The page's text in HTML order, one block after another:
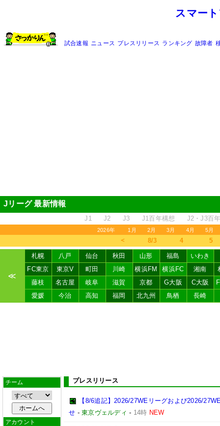
スマー
試合速報 ニュース プレスリリース ランキング 故障者
Jリーグ 最新情報
J1 J2 J3 J1百年構想 J2・J3百
2026年 1月 2月 3月 4月 5月
＜ 8/3 4 5
≪
札幌 八戸 仙台 秋田 山形 福島
いわき
FC東京
東京V 町田 川崎 横浜FM 横浜FC 湘南
藤枝
名古屋 岐阜 滋賀 京都 G大阪 C大阪
愛媛
今治 高知 福岡 北九州 鳥栖 長崎
チーム
アカウント
プレスリリース
【8/6追記】2026/27WEリーグおよび2026/
せ -東京ヴェルディ - 14時 NEW